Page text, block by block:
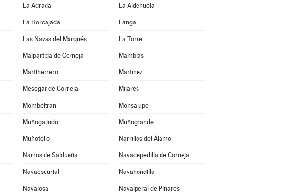
La Adrada La Aldehuela
La Horcajada Langa
Las Navas del Marqués La Torre
Malpartida de Corneja Mamblas
Martiherrero Martínez
Mesegar de Corneja Mijares
Mombeltrán Monsalupe
Muñogalindo Muñogrande
Muñotello Narrillos del Álamo
Narros de Saldueña Navacepedilla de Corneja
Navaescurial Navahondilla
Navalosa Navalperal de Pinares